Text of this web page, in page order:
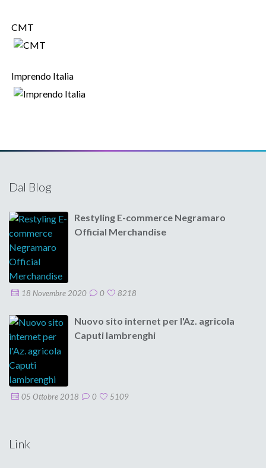
CMT
Imprendo Italia
Dal Blog
Restyling E-commerce Negramaro
Official Merchandise
18 Novembre 2020 0 8218
Nuovo sito internet per l'Az. agricola
Caputi Iambrenghi
05 Ottobre 2018 0 5109
Link